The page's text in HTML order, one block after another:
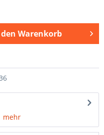
Warenkorb
mehr